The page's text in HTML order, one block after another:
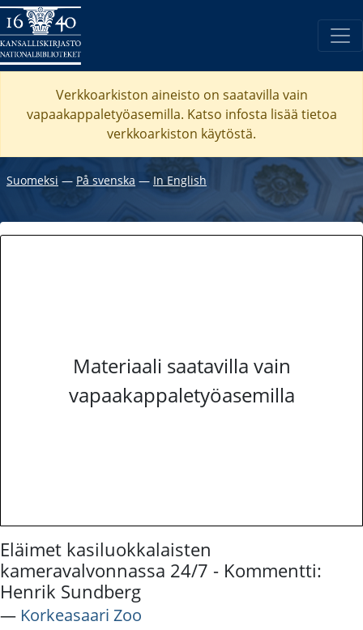
Verkkoarkiston aineisto on saatavilla vain
vapaakappaletyöasemilla. Katso infosta lisää tietoa
verkkoarkiston käytöstä.
Suomeksi ― På svenska ― In English
Materiaali saatavilla vain
vapaakappaletyöasemilla
Eläimet kasiluokkalaisten
kameravalvonnassa 24/7 - Kommentti:
Henrik Sundberg
― Korkeasaari Zoo